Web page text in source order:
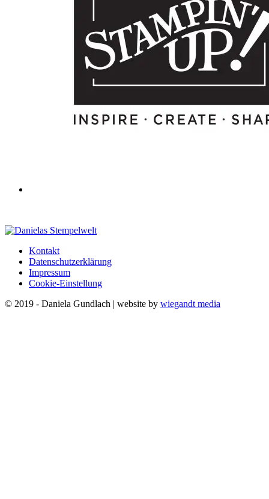
Kontakt
Datenschutzerklärung
Impressum
Cookie-Einstellung
© 2019 - Daniela Gundlach | website by wiegandt media